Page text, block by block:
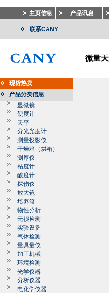
主页信息 产品讯息
联系CANY
微量
现货热卖
产品分类信息
显微镜
硬度计
天平
分光光度计
测量投影仪
干燥箱（烘箱）
测厚仪
粘度计
酸度计
探伤仪
放大镜
培养箱
物性分析
无损检测
实验设备
气体检测
量具量仪
加工机械
环境检测
光学仪器
分析仪器
电化学仪器